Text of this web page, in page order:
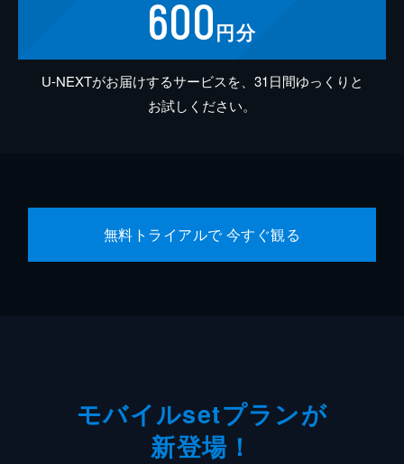
600円分
U-NEXTがお届けするサービスを、31日間ゆっくりと
お試しください。
無料トライアルで 今すぐ観る
モバイルsetプランが
新登場！